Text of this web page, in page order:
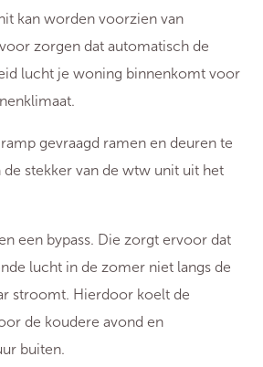
kan worden voorzien van
zorgen dat automatisch de
lucht je woning binnenkomt voor
gevraagd ramen en deuren te
de stekker van de wtw unit uit het
een bypass. Die zorgt ervoor dat
lucht in de zomer niet langs de
stroomt. Hierdoor koelt de
de koudere avond en
buiten.